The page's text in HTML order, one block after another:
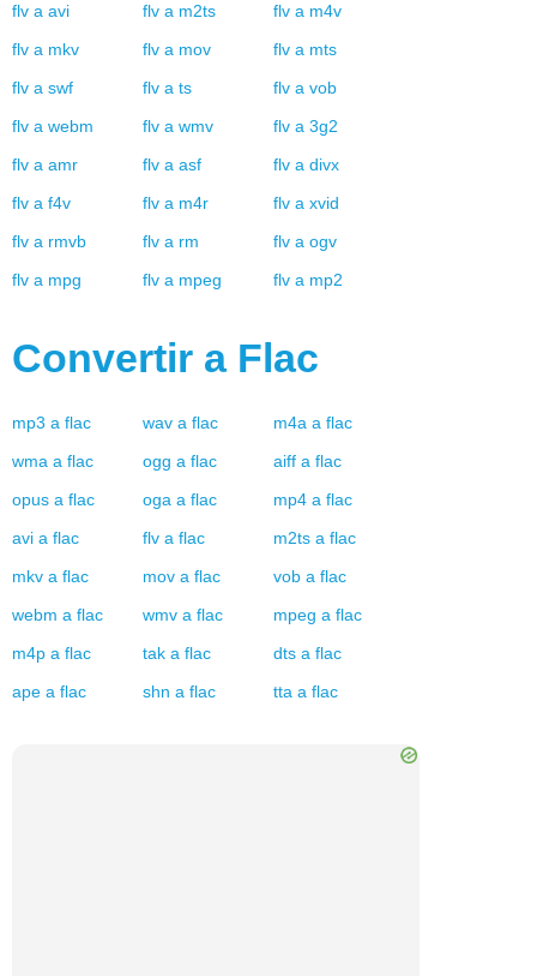
flv a avi flv a m2ts flv a m4v
flv a mkv flv a mov flv a mts
flv a swf flv a ts flv a vob
flv a webm flv a wmv flv a 3g2
flv a amr flv a asf flv a divx
flv a f4v flv a m4r flv a xvid
flv a rmvb flv a rm flv a ogv
flv a mpg flv a mpeg flv a mp2
Convertir a Flac
mp3 a flac wav a flac m4a a flac
wma a flac ogg a flac aiff a flac
opus a flac oga a flac mp4 a flac
avi a flac flv a flac m2ts a flac
mkv a flac mov a flac vob a flac
webm a flac wmv a flac mpeg a flac
m4p a flac tak a flac dts a flac
ape a flac shn a flac tta a flac